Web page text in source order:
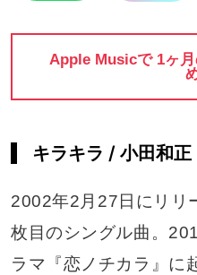
Apple Musicで 1ヶ
キラキラ / 小田和正
2002年2月27日にリリ
枚目のシングル曲。
ラマ『恋ノチカラ』に